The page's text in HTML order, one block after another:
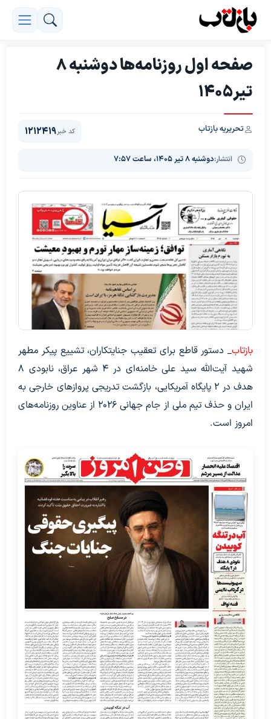
صفحه اول روزنامه‌ها دوشنبه 8
تیر1405
تحریریه بازتاب
انتشار:دوشنبه ۸ تیر ۱۴۰۵، ساعت ۷:۵۷
کد خبر1212419
بازتاب_ دستور قاطع برای تعقیب جنایتکاران، تشییع پیکر مطهر
شهید آیت‌الله سید علی خامنه‌ای در ۴ شهر عراق، نابودی ۸
هدف در ۲ پایگاه آمریکایی، بازگشت تدریجی پرواز‌های خارجی به
ایران و حذف تیم ملی از جام جهانی ۲۰۲۶ از عناوین روزنامه‌های
امروز است.